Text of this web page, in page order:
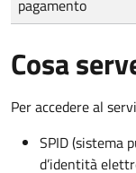
pagamento
Cosa
Per accedere al
SPID (sistema
d’identità